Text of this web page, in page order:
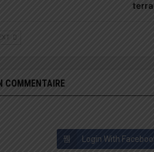
COMMENTAIRE
Login With